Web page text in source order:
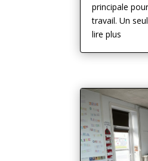
principale
travail. Un
lire plus